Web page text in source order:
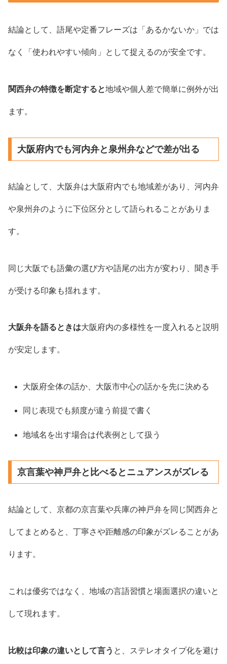
結論として、語尾や定番フレーズは「あるかないか」では
なく「使われやすい傾向」として捉えるのが安全です。
関西弁の特徴を断定すると地域や個人差で簡単に例外が出
ます。
大阪府内でも河内弁と泉州弁などで差が出る
結論として、大阪弁は大阪府内でも地域差があり、河内弁
や泉州弁のように下位区分として語られることがありま
す。
同じ大阪でも語彙の選び方や語尾の出方が変わり、聞き手
が受ける印象も揺れます。
大阪弁を語るときは大阪府内の多様性を一度入れると説明
が安定します。
大阪府全体の話か、大阪市中心の話かを先に決める
同じ表現でも頻度が違う前提で書く
地域名を出す場合は代表例として扱う
京言葉や神戸弁と比べるとニュアンスがズレる
結論として、京都の京言葉や兵庫の神戸弁を同じ関西弁と
してまとめると、丁寧さや距離感の印象がズレることがあ
ります。
これは優劣ではなく、地域の言語習慣と場面選択の違いと
して現れます。
比較は印象の違いとして言う と、ステレオタイプ化を避け